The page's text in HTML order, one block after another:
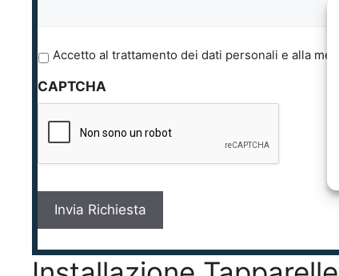
P
i
v
y
Accetto al trattamento dei dati personali e alla
CAPTCHA